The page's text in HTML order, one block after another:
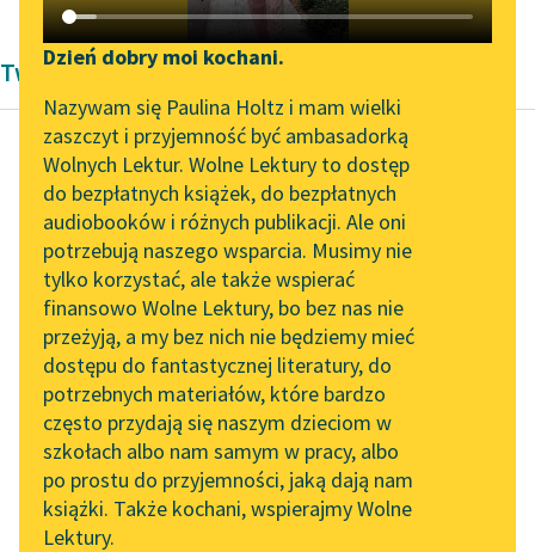
Katalog DAISY
Podkasty o książkach
Zgłoś brak utworu
Aktualności
„Prokurator Alicja Horn”
do słuchania
Byliśmy częścią AI Impact
Lab
Zapraszamy na spotkanie
online z tłumaczkami
literatury skandynawskiej
Spotkanie z Katarzyną
Tunkiel w Oslo
102. lata temu zmarł
Joseph Conrad
Narzędzia
Mapa Wolnych Lektur
Leśmianator
Przewodnik dla piszących i
czytających
API
OAI-PMH
Widget Wolnych Lektur
Przypisy
Dzień dobry moi kochani.
Nazywam się Paulina Holtz i mam wielki
zaszczyt i przyjemność być ambasadorką
Wolnych Lektur. Wolne Lektury to dostęp
do bezpłatnych książek, do bezpłatnych
audiobooków i różnych publikacji. Ale oni
potrzebują naszego wsparcia. Musimy nie
tylko korzystać, ale także wspierać
finansowo Wolne Lektury, bo bez nas nie
przeżyją, a my bez nich nie będziemy mieć
dostępu do fantastycznej literatury, do
potrzebnych materiałów, które bardzo
często przydają się naszym dzieciom w
szkołach albo nam samym w pracy, albo
po prostu do przyjemności, jaką dają nam
książki. Także kochani, wspierajmy Wolne
Lektury.
Twórczość Jana Grabowskiego
Jan Grabowski
Finek
Toteż gdy zobaczyła
Finka, jak z pełnym
włosów pyszczkiem
sadził w lansadach po
kołdrze, straciła...
Czytaj więcej